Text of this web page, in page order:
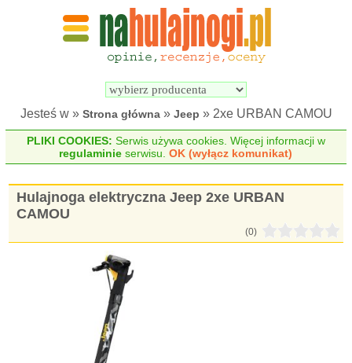
Wyszukiwarka
elektrycznych
Jesteś w » Strona główna» Jeep » 2xe URBAN CAMOU
PLIKI COOKIES: Serwis używa cookies. Więcej informacji w
regulaminie serwisu.OK (wyłącz komunikat)
Hulajnoga elektryczna Jeep 2xe URBAN
CAMOU
(0)